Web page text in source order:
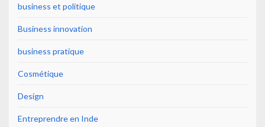
business et politique
Business innovation
business pratique
Cosmétique
Design
Entreprendre en Inde